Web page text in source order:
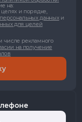
на:
и порядке,
данныхи
для целей
числе рекламного
на получение